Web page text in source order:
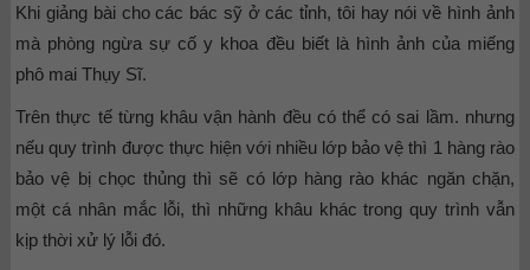
Khi giảng bài cho các bác sỹ ở các tỉnh, tôi hay nói về hình ảnh
mà phòng ngừa sự cố y khoa đều biết là hình ảnh của miếng
phô mai Thụy Sĩ.
Trên thực tế từng khâu vận hành đều có thể có sai lầm. nhưng
nếu quy trình được thực hiện với nhiều lớp bảo vệ thì 1 hàng rào
bảo vệ bị chọc thủng thì sẽ có lớp hàng rào khác ngăn chặn,
một cá nhân mắc lỗi, thì những khâu khác trong quy trình vẫn
kịp thời xử lý lỗi đó.